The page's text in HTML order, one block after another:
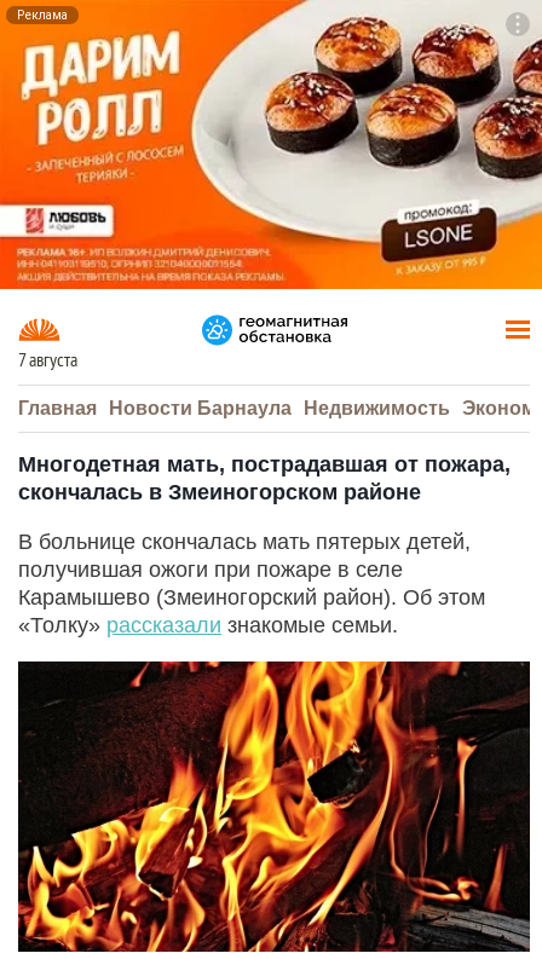
Реклама
7 августа
Главная Новости Барнаула Недвижимость
Многодетная мать, пострадавшая от пожара,
скончалась в Змеиногорском районе
В больнице скончалась мать пятерых детей,
получившая ожоги при пожаре в селе
Карамышево (Змеиногорский район). Об этом
«Толку» рассказали знакомые семьи.